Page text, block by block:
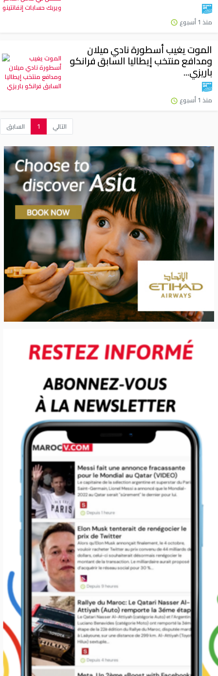
منذ 1 أسبوع
الموت يغيب أسطورة نادي ميلان
ومدافع منتخب إيطاليا السابق فرانكو
باريزي...
منذ 1 أسبوع
السابق 1 التالي